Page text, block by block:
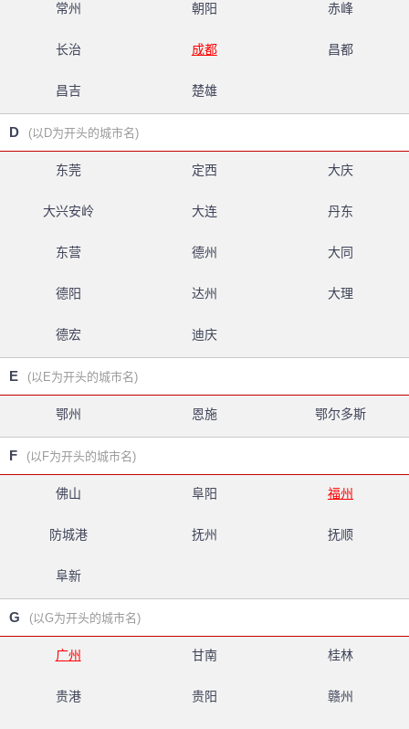
常州 朝阳 赤峰
长治 成都 昌都
昌吉 楚雄
D (以D为开头的城市名)
东莞 定西 大庆
大兴安岭 大连 丹东
东营 德州 大同
德阳 达州 大理
德宏 迪庆
E (以E为开头的城市名)
鄂州 恩施 鄂尔多斯
F (以F为开头的城市名)
佛山 阜阳 福州
防城港 抚州 抚顺
阜新
G (以G为开头的城市名)
广州 甘南 桂林
贵港 贵阳 赣州